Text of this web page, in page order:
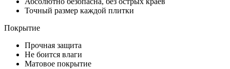
Точный размер каждой плитки
Покрытие
Прочная защита
Не боится влаги
Матовое покрытие